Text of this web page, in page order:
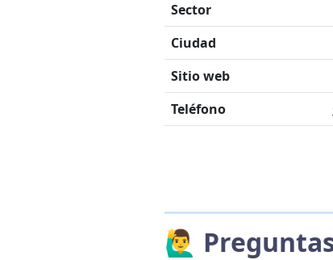
Sector
Ciudad
Sitio web
Teléfono
🙋‍♂️